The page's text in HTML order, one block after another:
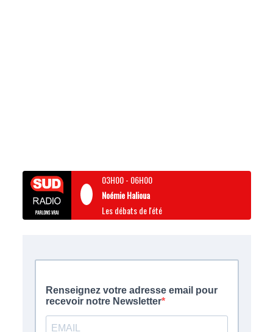
03H00- 06H00
Noémie Halioua
Les débats de l'été